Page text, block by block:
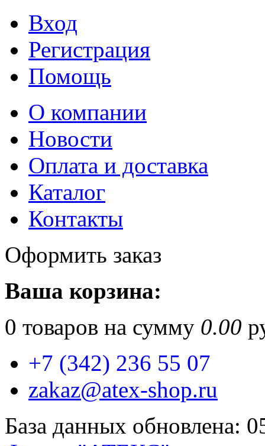
Вход
Регистрация
Помощь
О компании
Новости
Оплата и доставка
Каталог
Контакты
Оформить заказ
Ваша корзина:
0 товаров на сумму 0.00
+7 (342) 236 55 07
zakaz@atex-shop.ru
База данных обновлена: